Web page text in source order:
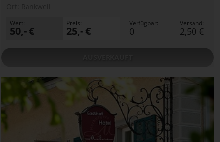
Wert:
50,- €
Preis:
25,- €
Verfügbar:
0
Versand:
2,50 €